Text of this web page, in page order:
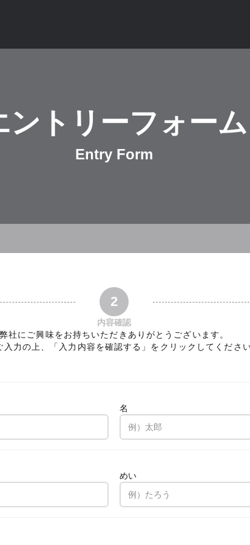
ントリーフォーム
Entry Form
2
内容確認
弊社にご興味をお持ちいただきありがとうございます。
入力の上、「入力内容を確認する」をクリックしてください
名
めい